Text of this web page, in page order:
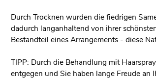
Durch Trocknen wurden die fiedrigen
dadurch langanhaltend von ihrer
Bestandteil eines Arrangements - diese
TIPP: Durch die Behandlung mit
entgegen und Sie haben lange Freude an